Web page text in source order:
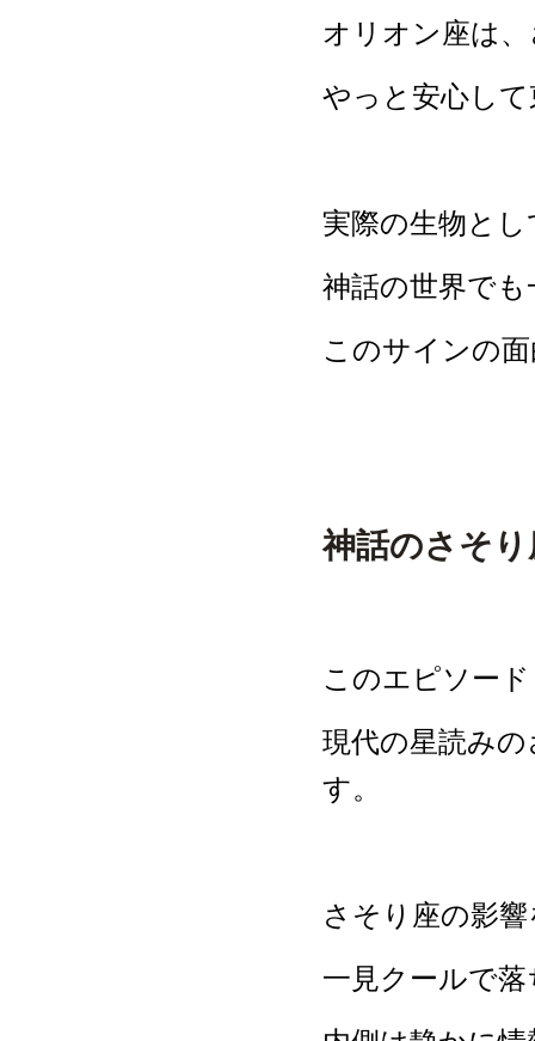
オリオン座は
やっと安心し
実際の生物と
神話の世界で
このサインの
神話のさそ
このエピソード
現代の星読み
す。
さそり座の影
一見クールで